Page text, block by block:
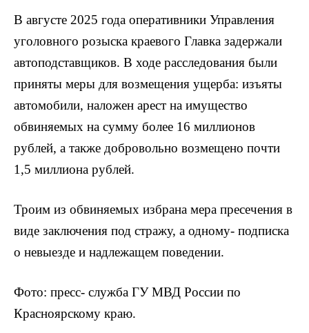
В августе 2025 года оперативники Управления
уголовного розыска краевого Главка задержали
автоподставщиков. В ходе расследования были
приняты меры для возмещения ущерба: изъяты
автомобили, наложен арест на имущество
обвиняемых на сумму более 16 миллионов
рублей, а также добровольно возмещено почти
1,5 миллиона рублей.
Троим из обвиняемых избрана мера пресечения в
виде заключения под стражу, а одному- подписка
о невыезде и надлежащем поведении.
Фото: пресс- служба ГУ МВД России по
Красноярскому краю.